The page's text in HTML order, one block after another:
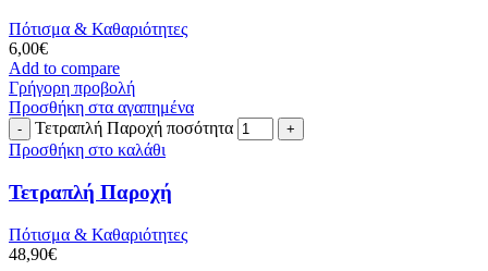
Πότισμα & Καθαριότητες
6,00€
Add to compare
Γρήγορη προβολή
Προσθήκη στα αγαπημένα
Τετραπλή Παροχή ποσότητα
Προσθήκη στο καλάθι
Τετραπλή Παροχή
Πότισμα & Καθαριότητες
48,90€